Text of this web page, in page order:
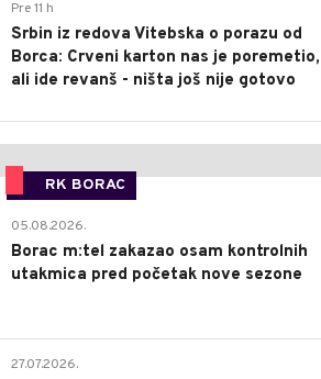
Pre 11 h
Srbin iz redova Vitebska o porazu od
Borca: Crveni karton nas je poremetio,
ali ide revanš - ništa još nije gotovo
RK BORAC
05.08.2026.
Borac m:tel zakazao osam kontrolnih
utakmica pred početak nove sezone
27.07.2026.